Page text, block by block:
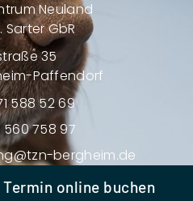
Neuland
Sarter GbR
35
Paffendorf
588 52 69
560 758 97
bergheim.de
Termin online buchen